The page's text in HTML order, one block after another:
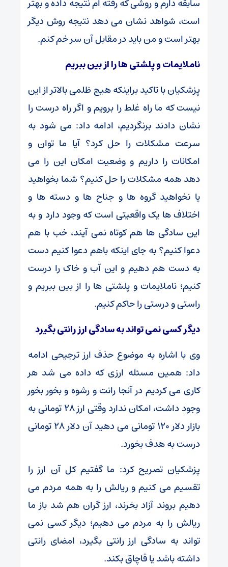
است، شواهد نشان می دهد نتیجه روش دیگر
بهتر است و من باید در مقابل آن سر خم کنم.
ناملایمات و پلشتی ها را از بین ببریم
پزشکیان با تاکید براینکه هیچ ظلمی بالاتر از این
نیست که ما راه غلط را برویم و اگر راه درست را
نشان دادند برنگردیم، ادامه داد: می شود به
سرعت مشکلات را حل کرد؟ آیا ما توان و
امکانات را داریم و وضعیت امکان این را می
دهد همه مشکلات را حل کنیم؟ شما بخواهید
یا نخواهید گروه ها و جناح ها و دسته ها و
اختلاف ها یک واقعیتی است که وجود دارد و به
این سادگی ها هم کوتاه نمی آیند، خب با هم
دعوا کنیم؟ به جای اینکه باهم دعوا کنیم دست
به دست هم دهیم و این آب و خاک را درست
کنیم؛ ناملایمات و پلشتی ها را از بین ببریم و
راستی و درستی را حاکم کنیم.
دیگر کسی نمی تواند به سادگی ارز رانتی بگیرد
وی با اشاره به موضوع حذف ارز ترجیحی ادامه
داد: همین مسئله ارزی که داده می شد هر
کاری می کردیم در آنجا رانت و رشوه و بخور بخور
وجود داشت، امکان ندارد وقتی ارز ۲۸ تومانی به
بازار دلار ۱۲۰ تومانی می دهید آن دلار ۲۸ تومانی
درست به هدف بخورد.
پزشکیان تصریح کرد: ما گفتیم کل آن ارز را
تقسیم می کنیم و ریالش را به همه مردم می
دهیم بروند آزاد بخرند، ارز گران هم شد باز ما
ریالش را به مردم می دهیم؛ دیگر کسی نمی
تواند به سادگی ارز رانتی بگیرد، امضای رانتی
داشته باشد یا قاچاق بکند.